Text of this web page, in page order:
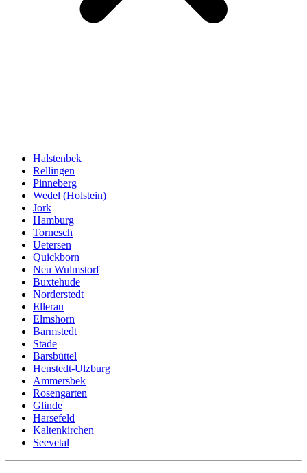
Halstenbek
Rellingen
Pinneberg
Wedel (Holstein)
Jork
Hamburg
Tornesch
Uetersen
Quickborn
Neu Wulmstorf
Buxtehude
Norderstedt
Ellerau
Elmshorn
Barmstedt
Stade
Barsbüttel
Henstedt-Ulzburg
Ammersbek
Rosengarten
Glinde
Harsefeld
Kaltenkirchen
Seevetal